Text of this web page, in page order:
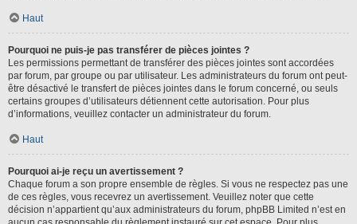
Haut
Pourquoi ne puis-je pas transférer de pièces jointes ?
Les permissions permettant de transférer des pièces jointes sont accordées
par forum, par groupe ou par utilisateur. Les administrateurs du forum ont peut-
être désactivé le transfert de pièces jointes dans le forum concerné, ou seuls
certains groupes d’utilisateurs détiennent cette autorisation. Pour plus
d’informations, veuillez contacter un administrateur du forum.
Haut
Pourquoi ai-je reçu un avertissement ?
Chaque forum a son propre ensemble de règles. Si vous ne respectez pas une
de ces règles, vous recevrez un avertissement. Veuillez noter que cette
décision n’appartient qu’aux administrateurs du forum, phpBB Limited n’est en